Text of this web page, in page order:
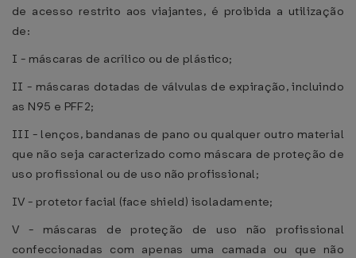
de acesso restrito aos viajantes, é proibida a utilização
de:
I - máscaras de acrílico ou de plástico;
II - máscaras dotadas de válvulas de expiração, incluindo
as N95 e PFF2;
III - lenços, bandanas de pano ou qualquer outro material
que não seja caracterizado como máscara de proteção de
uso profissional ou de uso não profissional;
IV - protetor facial (face shield) isoladamente;
V - máscaras de proteção de uso não profissional
confeccionadas com apenas uma camada ou que não